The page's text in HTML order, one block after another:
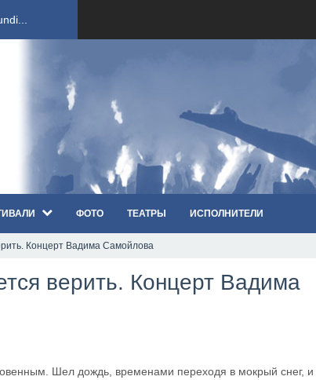
ко...
«Th... ФОТО ТЕАТРЫ ИСПОЛНИТЕЛИ
Концерт Вадима Самойлова
верить. Концерт Вадима
Шел дождь, временами переходя в мокрый снег, и